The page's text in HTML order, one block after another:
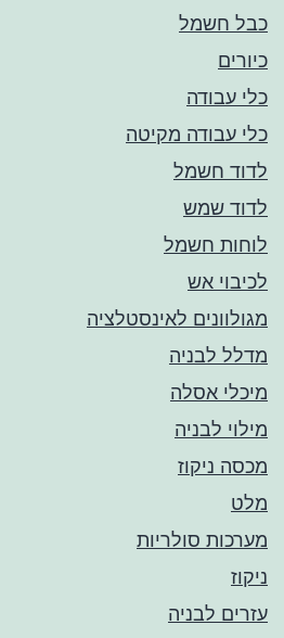
כבל חשמל
כיורים
כלי עבודה
כלי עבודה מקיטה
לדוד חשמל
לדוד שמש
לוחות חשמל
לכיבוי אש
מגולוונים לאינסטלציה
מדלל לבניה
מיכלי אסלה
מילוי לבניה
מכסה ניקוז
מלט
מערכות סולריות
ניקוז
עזרים לבניה